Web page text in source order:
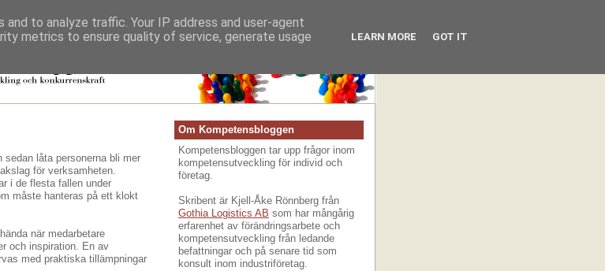
sedan låta personerna bli mer
för verksamheten.
i de flesta fallen under
måste hanteras på ett klokt
när medarbetare
och inspiration. En av
med praktiska tillämpningar
Om Kompetensbloggen
Kompetensbloggen tar upp frågor inom
kompetensutveckling för individ och
företag.
Skribent är Kjell-Åke Rönnberg från
Gothia Logistics AB som har mångårig
erfarenhet av förändringsarbete och
kompetensutveckling från ledande
befattningar och på senare tid som
konsult inom industriföretag.
to analyze traffic. Your IP address and user-agent
metrics to ensure quality of service, generate usage
LEARN MORE GOT IT